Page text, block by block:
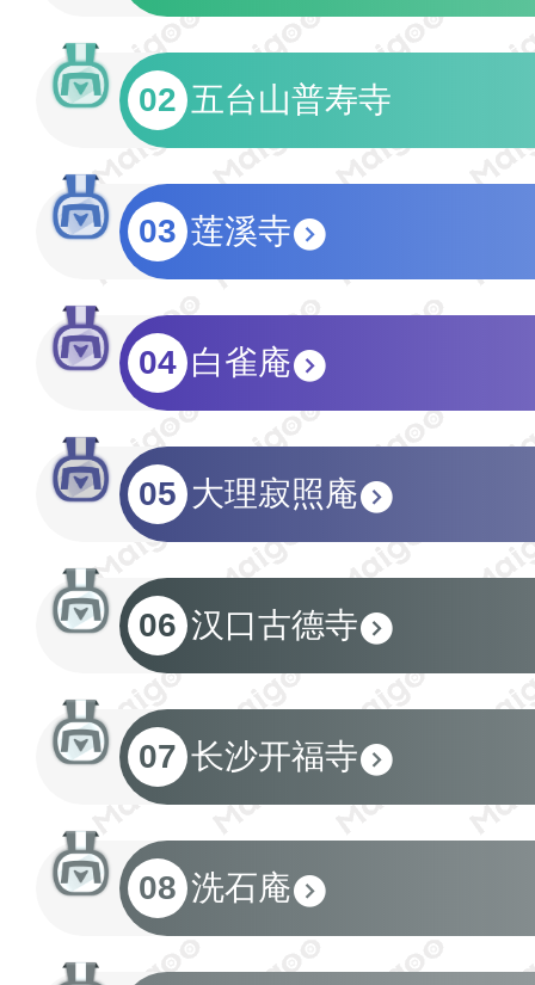
02 五台山普寿寺
03 莲溪寺
04 白雀庵
05 大理寂照庵
06 汉口古德寺
07 长沙开福寺
08 洗石庵